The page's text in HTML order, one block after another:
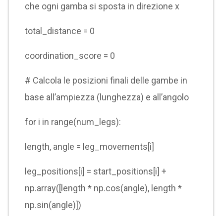
che ogni gamba si sposta in direzione x
total_distance = 0
coordination_score = 0
# Calcola le posizioni finali delle gambe in
base all’ampiezza (lunghezza) e all’angolo
for i in range(num_legs):
length, angle = leg_movements[i]
leg_positions[i] = start_positions[i] +
np.array([length * np.cos(angle), length *
np.sin(angle)])